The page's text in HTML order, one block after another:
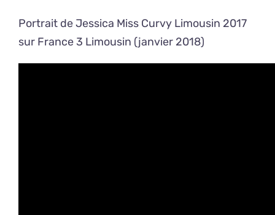
Portrait de Jessica Miss Curvy Limousin 2017
sur France 3 Limousin (janvier 2018)